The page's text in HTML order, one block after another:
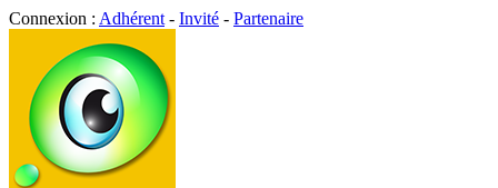
Connexion : Adhérent - Invité - Partenaire